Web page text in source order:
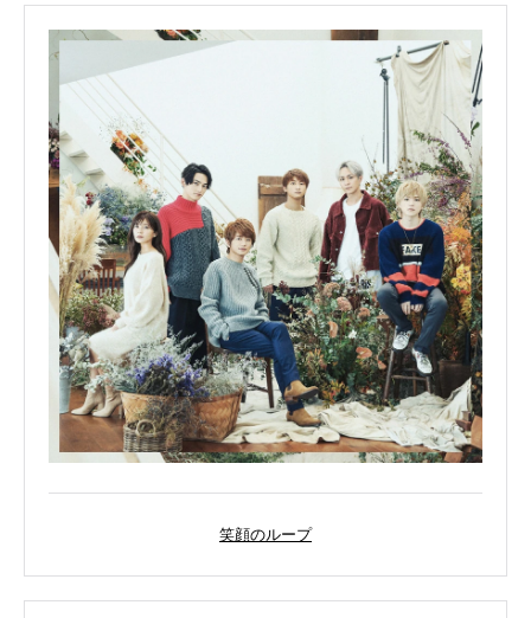
笑顔のループ